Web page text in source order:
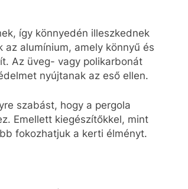
így könnyedén illeszkednek
alumínium, amely könnyű és
Az üveg- vagy polikarbonát
nyújtanak az eső ellen.
szabást, hogy a pergola
Emellett kiegészítőkkel, mint
fokozhatjuk a kerti élményt.